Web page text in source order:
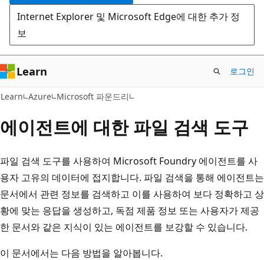
너
뛰
기
Internet Explorer 및 Microsoft Edge에 대한 추가 정
보
Learn 로그인
Learn Azure Microsoft 파운드리
에이전트에 대한 파일 검색 도구
파일 검색 도구를 사용하여 Microsoft Foundry 에이전트를 사
용자 고유의 데이터에 접지합니다. 파일 검색을 통해 에이전트는
문서에서 관련 정보를 검색하고 이를 사용하여 보다 정확하고 상
황에 맞는 응답을 생성하고, 독점 제품 정보 또는 사용자가 제공
한 문서와 같은 지식이 있는 에이전트를 보강할 수 있습니다.
이 문서에서는 다음 방법을 알아봅니다.